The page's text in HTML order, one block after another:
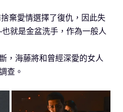
棄愛情選擇了復仇，因此失
就是金盆洗手，作為一般人
，海藤將和曾經深愛的女人
查。